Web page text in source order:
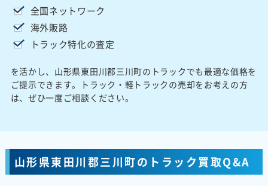
全国ネットワーク
海外販路
トラック特化の査定
を活かし、山形県東田川郡三川町のトラックでも最適な価格を
ご提示できます。トラック・軽トラックの売却をお考えの方
は、ぜひ一度ご相談ください。
山形県東田川郡三川町のトラック買取Q&A